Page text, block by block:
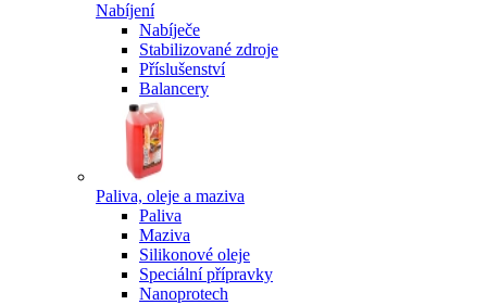
Nabíjení
Nabíječe
Stabilizované zdroje
Příslušenství
Balancery
Paliva, oleje a maziva
Paliva
Maziva
Silikonové oleje
Speciální přípravky
Nanoprotech